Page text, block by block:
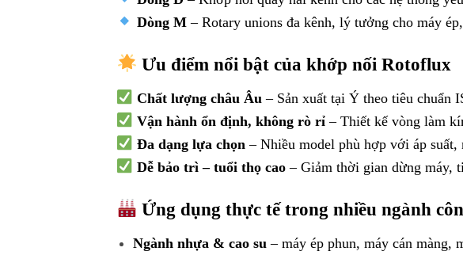
Dòng M– Rotary unions đa kênh, lý tưởng cho máy
Ưu điểm nổi bật của khớp nối Rotoflux
Chất lượng châu Âu – Sản xuất tại Ý theo tiêu chuẩn
Vận hành ổn định, không rò rỉ– Thiết kế vòng làm
Đa dạng lựa chọn – Nhiều model phù hợp với áp suất,
Dễ bảo trì – tuổi thọ cao– Giảm thời gian dừng máy,
Ứng dụng thực tế trong nhiều ngành
Ngành nhựa & cao su – máy ép phun, máy cán màng,